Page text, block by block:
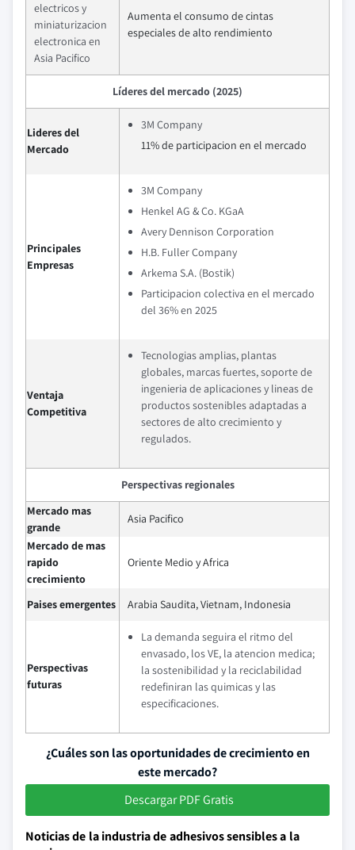
electricos y
miniaturizacion
electronica en
Asia Pacifico
Aumenta el consumo de cintas
especiales de alto rendimiento
Líderes del mercado (2025)
Lideres del
Mercado
3M Company
11% de participacion en el mercado
Principales
Empresas
3M Company
Henkel AG & Co. KGaA
Avery Dennison Corporation
H.B. Fuller Company
Arkema S.A. (Bostik)
Participacion colectiva en el mercado
del 36% en 2025
Ventaja
Competitiva
Tecnologias amplias, plantas
globales, marcas fuertes, soporte de
ingenieria de aplicaciones y lineas de
productos sostenibles adaptadas a
sectores de alto crecimiento y
regulados.
Perspectivas regionales
Mercado mas
grande
Asia Pacifico
Mercado de mas
rapido
crecimiento
Oriente Medio y Africa
Paises emergentes Arabia Saudita, Vietnam, Indonesia
Perspectivas
futuras
La demanda seguira el ritmo del
envasado, los VE, la atencion medica;
la sostenibilidad y la reciclabilidad
redefiniran las quimicas y las
especificaciones.
¿Cuáles son las oportunidades de crecimiento en
este mercado?
Descargar PDF Gratis
Noticias de la industria de adhesivos sensibles a la